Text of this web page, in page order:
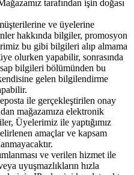
tarafından işin doğası
ve üyelerine
hakkında bilgiler, promosyon
bu gibi bilgileri alıp almama
olurken yapabilir, sonrasında
bilgileri bölümünden bu
gelen bilgilendirme
ile gerçekleştirilen onay
mağazamıza elektronik
Üyelerimiz ile yaptığımız
amaçlar ve kapsam
ve verilen hizmet ile
uyuşmazlıkların hızla